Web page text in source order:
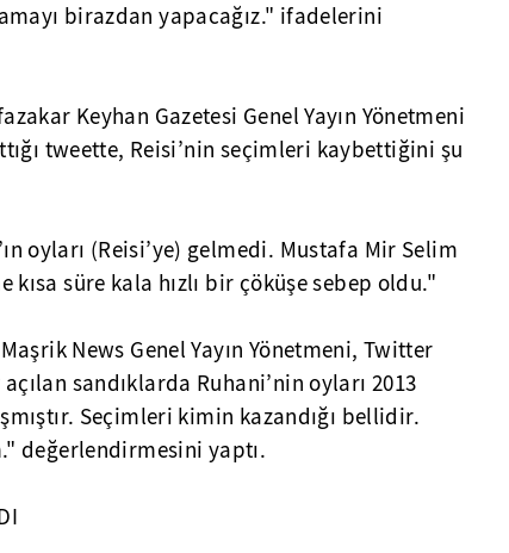
birazdan yapacağız." ifadelerini
Keyhan Gazetesi Genel Yayın Yönetmeni
tweette, Reisi’nin seçimleri kaybettiğini şu
oyları (Reisi’ye) gelmedi. Mustafa Mir Selim
süre kala hızlı bir çöküşe sebep oldu."
News Genel Yayın Yönetmeni, Twitter
sandıklarda Ruhani’nin oyları 2013
Seçimleri kimin kazandığı bellidir.
değerlendirmesini yaptı.